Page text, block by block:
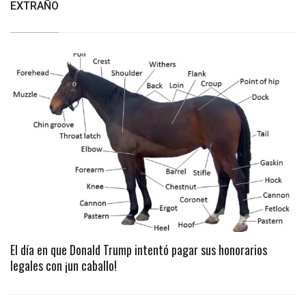
EXTRAÑO
El día en que Donald Trump intentó pagar sus honorarios
legales con ¡un caballo!